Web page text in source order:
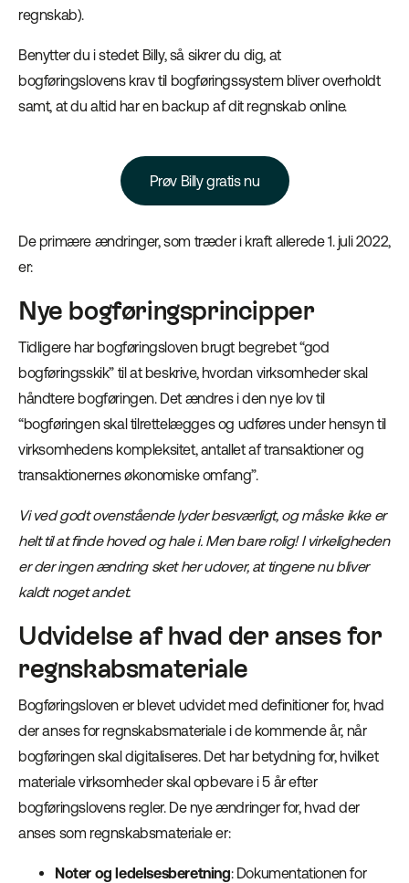
regnskab).
Benytter du i stedet Billy, så sikrer du dig, at
bogføringslovens krav til bogføringssystem bliver overholdt
samt, at du altid har en backup af dit regnskab online.
Prøv Billy gratis nu
De primære ændringer, som træder i kraft allerede 1. juli 2022,
er:
Nye bogføringsprincipper
Tidligere har bogføringsloven brugt begrebet “god
bogføringsskik” til at beskrive, hvordan virksomheder skal
håndtere bogføringen. Det ændres i den nye lov til
“bogføringen skal tilrettelægges og udføres under hensyn til
virksomhedens kompleksitet, antallet af transaktioner og
transaktionernes økonomiske omfang”.
Vi ved godt ovenstående lyder besværligt, og måske ikke er
helt til at finde hoved og hale i. Men bare rolig! I virkeligheden
er der ingen ændring sket her udover, at tingene nu bliver
kaldt noget andet.
Udvidelse af hvad der anses for
regnskabsmateriale
Bogføringsloven er blevet udvidet med definitioner for, hvad
der anses for regnskabsmateriale i de kommende år, når
bogføringen skal digitaliseres. Det har betydning for, hvilket
materiale virksomheder skal opbevare i 5 år efter
bogføringslovens regler. De nye ændringer for, hvad der
anses som regnskabsmateriale er:
Noter og ledelsesberetning: Dokumentationen for